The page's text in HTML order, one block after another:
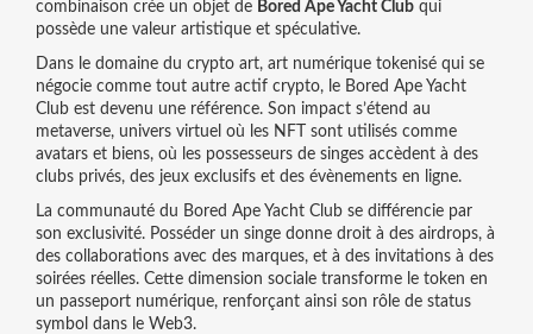
combinaison crée un objet de Bored Ape Yacht Clubqui
possède une valeur artistique et spéculative.
Dans le domaine du crypto art, art numérique tokenisé qui se
négocie comme tout autre actif crypto, le Bored Ape Yacht
Club est devenu une référence. Son impact s’étend au
metaverse, univers virtuel où les NFT sont utilisés comme
avatars et biens, où les possesseurs de singes accèdent à des
clubs privés, des jeux exclusifs et des évènements en ligne.
La communauté du Bored Ape Yacht Club se différencie par
son exclusivité. Posséder un singe donne droit à des airdrops, à
des collaborations avec des marques, et à des invitations à des
soirées réelles. Cette dimension sociale transforme le token en
un passeport numérique, renforçant ainsi son rôle de status
symbol dans le Web3.